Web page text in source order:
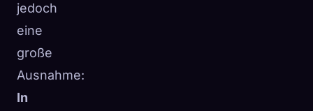
jedoch
eine
große
Ausnahme:
In